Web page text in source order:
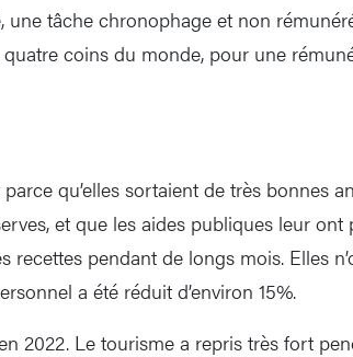
une tâche chronophage et non
coins du monde, pour une
parce qu’elles sortaient de très bonnes
et que les aides publiques leur ont
pendant de longs mois. Elles
a été réduit d’environ 15%.
2022. Le tourisme a repris très fort